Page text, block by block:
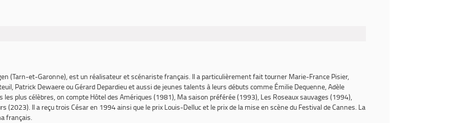
(Tarn-et-Garonne), est un réalisateur et scénariste français. Il a particulièrement fait tourner Marie-France Pisier,
Patrick Dewaere ou Gérard Depardieu et aussi de jeunes talents à leurs débuts comme Émilie Dequenne, Adèle
les plus célèbres, on compte Hôtel des Amériques (1981), Ma saison préférée(1993), Les Roseaux sauvages (1994),
(2023). Il a reçu trois César en 1994 ainsi que le prix Louis-Delluc et le prix de la mise en scène du Festival de Cannes. La
français.